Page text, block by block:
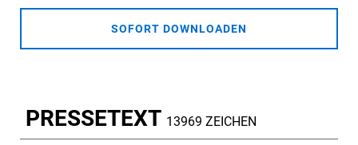
SOFORT DOWNLOADEN
PRESSETEXT 13969 ZEICHEN